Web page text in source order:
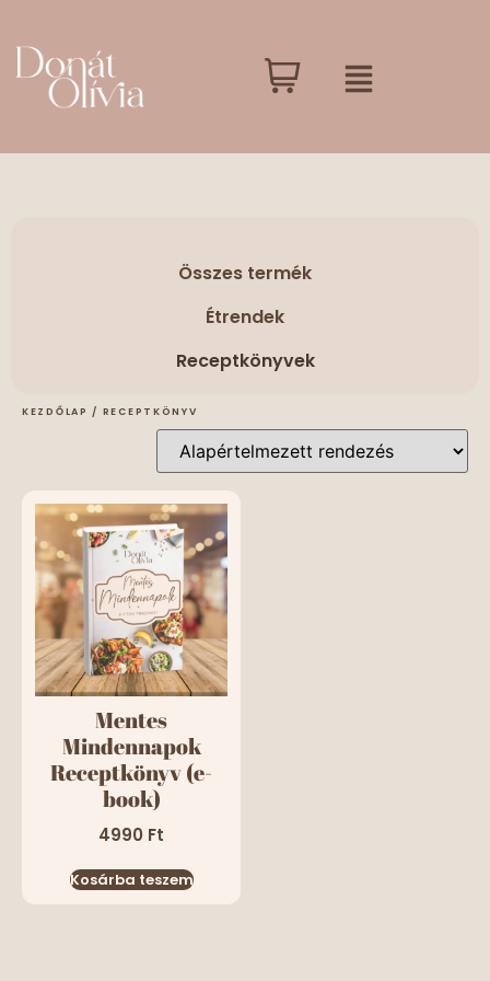
Összes termék
Étrendek
Receptkönyvek
KEZDŐLAP / RECEPTKÖNYV
Mentes
Mindennapok
Receptkönyv (e-
book)
4990 Ft
Kosárba teszem